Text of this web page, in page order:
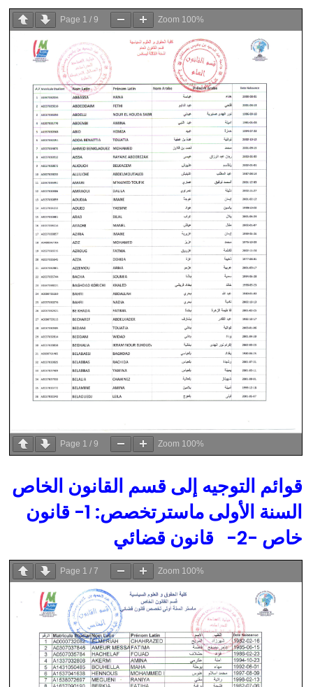
Page 1 / 9 Zoom 100%
Page 1 / 9 Zoom 100%
قوائم التوجيه إلى قسم القانون الخاص
السنة الأولى ماسترتخصص: 1- قانون
خاص -2- قانون قضائي
Page 1 / 7 Zoom 100%